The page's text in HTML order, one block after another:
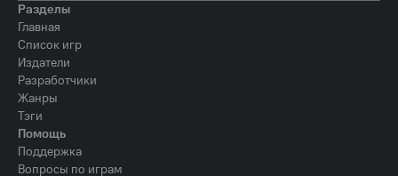
Разделы
Главная
Список игр
Издатели
Разработчики
Жанры
Тэги
Помощь
Поддержка
Вопросы по играм